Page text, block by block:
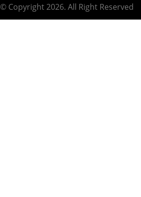
© Copyright 2026. All Right Reserved